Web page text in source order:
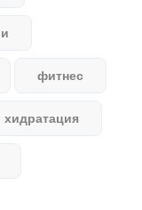
фитнес
хидратация